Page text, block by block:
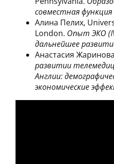
совместная функция
Алина Пелих,
London. Опыт ЭКО
дальнейшее
Анастасия
развитии
Англии:
экономические